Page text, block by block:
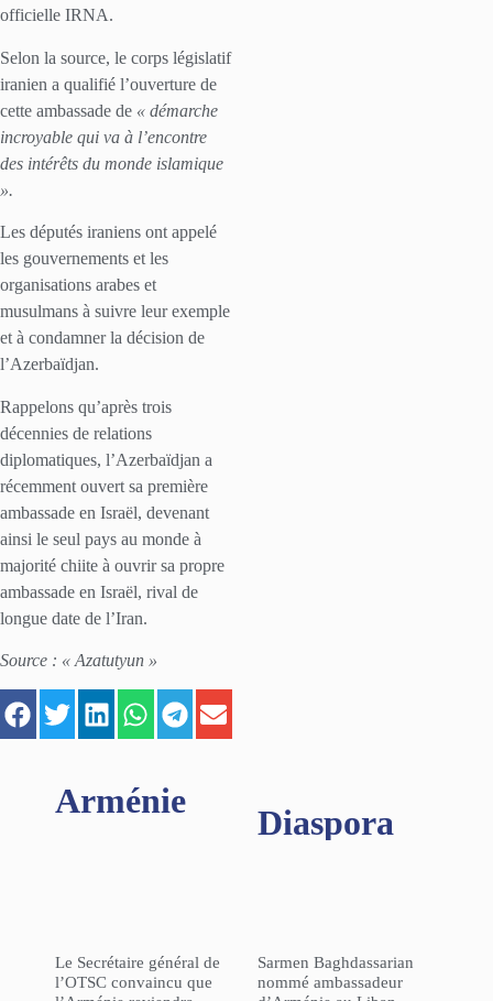
officielle IRNA.
Selon la source, le corps législatif
iranien a qualifié l’ouverture de
cette ambassade de « démarche
incroyable qui va à l’encontre
des intérêts du monde islamique
».
Les députés iraniens ont appelé
les gouvernements et les
organisations arabes et
musulmans à suivre leur exemple
et à condamner la décision de
l’Azerbaïdjan.
Rappelons qu’après trois
décennies de relations
diplomatiques, l’Azerbaïdjan a
récemment ouvert sa première
ambassade en Israël, devenant
ainsi le seul pays au monde à
majorité chiite à ouvrir sa propre
ambassade en Israël, rival de
longue date de l’Iran.
Source : « Azatutyun »
Arménie
Le Secrétaire général de
l’OTSC convaincu que
Diaspora
Sarmen Baghdassarian
nommé ambassadeur